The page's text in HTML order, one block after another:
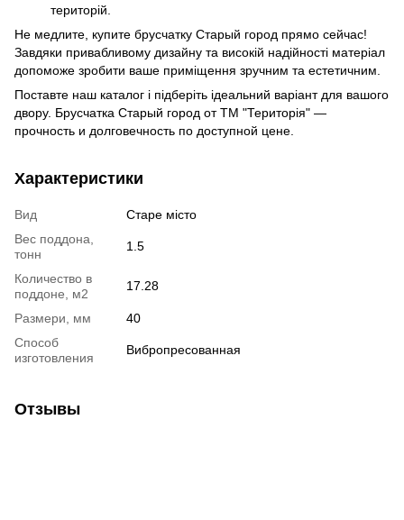
територій.
Не медлите, купите брусчатку Старый город прямо сейчас!
Завдяки привабливому дизайну та високій надійності матеріал
допоможе зробити ваше приміщення зручним та естетичним.
Поставте наш каталог і підберіть ідеальний варіант для вашого
двору. Брусчатка Старый город от ТМ "Територія" —
прочность и долговечность по доступной цене.
Характеристики
Вид
Старе місто
Вес поддона,
тонн
1.5
Количество в
поддоне, м2
17.28
Размери, мм
40
Способ
изготовления
Вибропресованная
Отзывы